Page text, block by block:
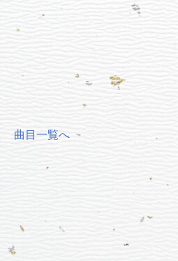
曲目一覧へ